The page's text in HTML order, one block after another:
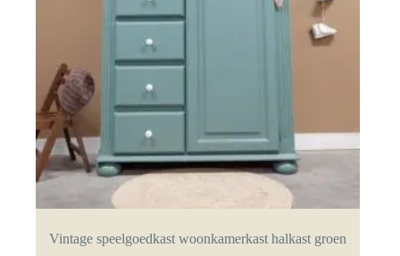
Vintage speelgoedkast woonkamerkast halkast groen